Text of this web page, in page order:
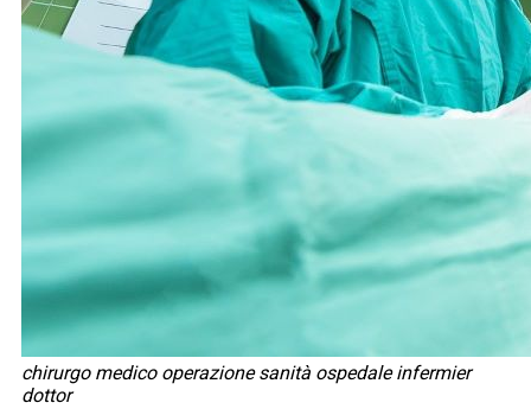
chirurgo medico operazione sanità ospedale infermier
dottor